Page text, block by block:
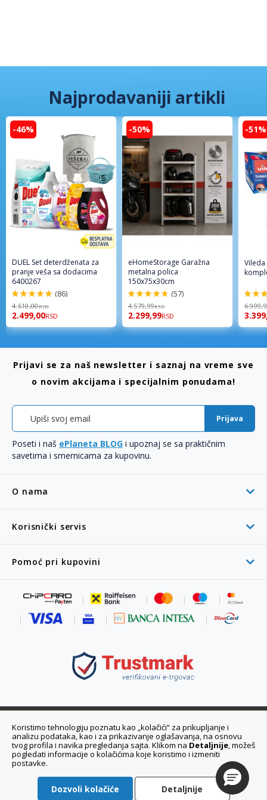
Najprodavaniji artikli
-46%
DUEL Set deterdženata za
pranje veša sa dodacima
6400267
98%
(86)
4.610,00RSD
2.499,00RSD
-50%
eHomeStorage Garažna
metalna polica
150x75x30cm
96%
(57)
4.579,99RSD
2.299,99RSD
-51%
92%
O nama
Korisnički servis
Pomoć pri kupovini
Prijavi se za naš newsletter i saznaj na vreme sve
o novim akcijama i specijalnim ponudama!
Prijava
Poseti i naš ePlaneta BLOG i upoznaj se sa praktičnim
savetima i smernicama za kupovinu.
011 6355 550
Ponedeljak - Petak 08:00 - 20:00h
ePlaneta© 2021-2026 Planeta Sport d.o.o. Sva prava zadržana.
Koristimo tehnologiju poznatu kao „kolačići“ za prikupljanje i
analizu podataka, kao i za prikazivanje oglašavanja, na osnovu
tvog profila i navika pregledanja sajta. Klikom na Detaljnije, možeš
pogledati informacije o kolačićima koje koristimo i izmeniti
postavke.
Dozvoli kolačiće Detaljnije